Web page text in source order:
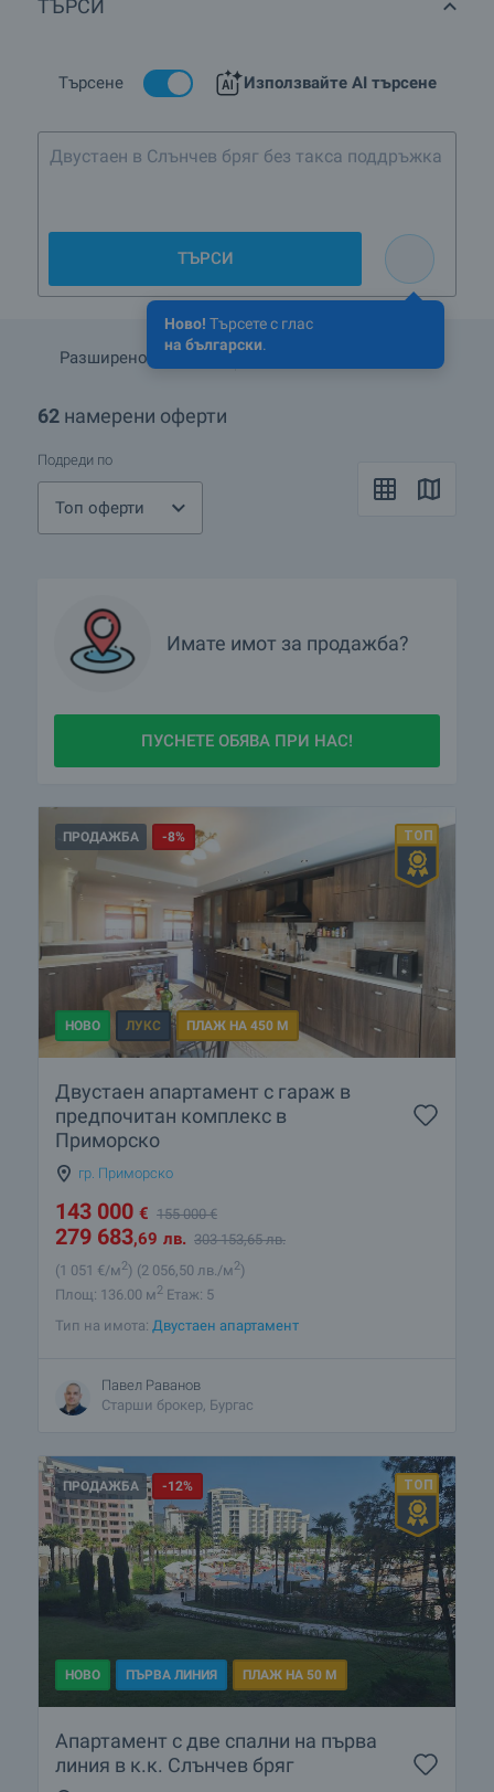
ТЪРСИ
Търсене Използвайте AI търсене
Ново! Търсете с глас
на български.
Двустаен в Слънчев бряг без такса поддръжка
ТЪРСИ
Разширено търсене
62 намерени оферти
Подреди по
Топ оферти
Имате имот за продажба?
ПУСНЕТЕ ОБЯВА ПРИ НАС!
ПРОДАЖБА -8%
НОВО ЛУКС ПЛАЖ НА 450 М
Двустаен апартамент с гараж в
предпочитан комплекс в
Приморско
гр. Приморско
143 000 € 155 000€
279 683,69 лв. 303 153,65 лв.
(1 051 €/м2) (2 056 ,50 лв./м2)
Площ: 136.00 м2 Етаж: 5
Тип на имота: Двустаен апартамент
Павел Раванов
Старши брокер, Бургас
ПРОДАЖБА -12%
НОВО ПЪРВА ЛИНИЯ ПЛАЖ НА 50 М
Апартамент с две спални на първа
линия в к.к. Слънчев бряг